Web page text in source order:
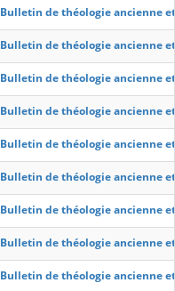
Bulletin de théologie ancienne
Bulletin de théologie ancienne
Bulletin de théologie ancienne
Bulletin de théologie ancienne
Bulletin de théologie ancienne
Bulletin de théologie ancienne
Bulletin de théologie ancienne
Bulletin de théologie ancienne
Bulletin de théologie ancienne